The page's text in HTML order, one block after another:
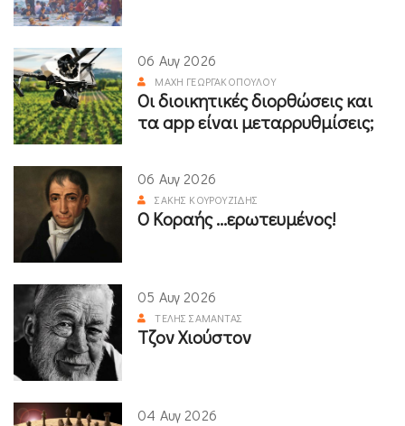
06 Αυγ 2026
ΜΆΧΗ ΓΕΩΡΓΑΚΟΠΟΎΛΟΥ
Οι διοικητικές διορθώσεις και
τα app είναι μεταρρυθμίσεις;
06 Αυγ 2026
ΣΆΚΗΣ ΚΟΥΡΟΥΖΊΔΗΣ
Ο Κοραής ...ερωτευμένος!
05 Αυγ 2026
ΤΈΛΗΣ ΣΑΜΑΝΤΆΣ
Τζον Χιούστον
04 Αυγ 2026